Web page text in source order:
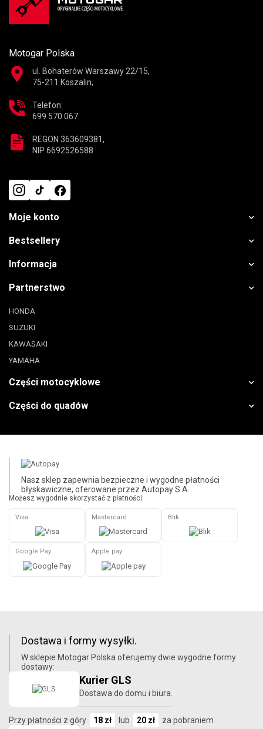
Motogar Polska
ul. Bohaterów Warszawy 22/15,
75-211 Koszalin,
Telefon:
699 570 067
REGON 363609381,
NIP 6692526588
Moje konto
Bestsellery
Informacja
Partnerstwo
HONDA
SUZUKI
KAWASAKI
YAMAHA
Części motocyklowe
Części do quadów
Nasz sklep zapewnia bezpieczne i wygodne płatności
błyskawiczne, oferowane przez Autopay S.A.
Możesz wygodnie skorzystać z płatności:
Visa Mastercard Blik
Google Pay Apple pay
Dostawa i formy wysyłki.
W sklepie Motogar Polska oferujemy dwie wygodne formy
dostawy:
Kurier GLS
Dostawa do domu i biura.
Przy płatności z góry 18 zł lub 20 zł za pobraniem